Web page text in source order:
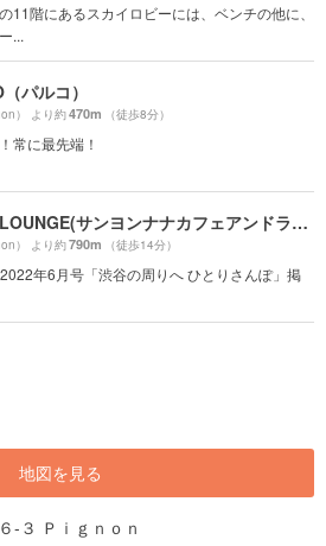
11階にあるスカイロビーには、ベンチの他に、
...
パルコ）
） より約470m （徒歩8分）
常に最先端！
347CAFE&LOUNGE(サンヨンナナカフェアンドラウンジ)
） より約790m （徒歩14分）
年6月号「渋谷の周りへ ひとりさんぽ」掲
地図を見る
-３ Ｐｉｇｎｏｎ